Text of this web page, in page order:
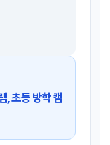
, 초등 방학 캠